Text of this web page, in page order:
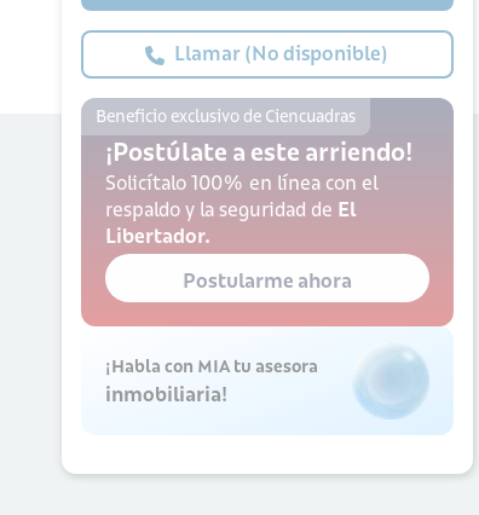
Llamar (No disponible)
Beneficio exclusivo de Ciencuadras
¡Postúlate a este arriendo!
Solicítalo 100% en línea con el
respaldo y la seguridad de El
Libertador.
Postularme ahora
¡Habla con MIA tu asesora
inmobiliaria!